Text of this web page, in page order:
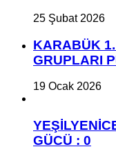
25 Şubat 2026
KARABÜK
GRUPLARI
19 Ocak 2026
GÜCÜ : 0